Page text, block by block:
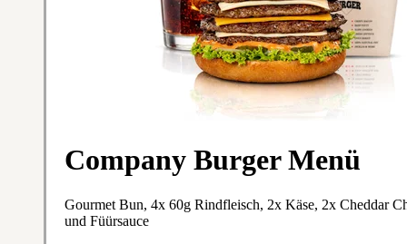
Company Burger Menü
Gourmet Bun, 4x 60g Rindfleisch, 2x Käse, 2x Cheddar
und Füürsauce